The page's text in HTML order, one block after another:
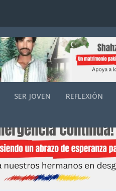
SER JOVEN REFLEXIÓN